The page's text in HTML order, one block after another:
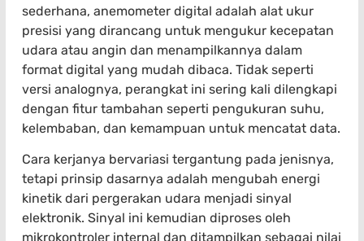
sederhana, anemometer digital adalah alat ukur
presisi yang dirancang untuk mengukur kecepatan
udara atau angin dan menampilkannya dalam
format digital yang mudah dibaca. Tidak seperti
versi analognya, perangkat ini sering kali dilengkapi
dengan fitur tambahan seperti pengukuran suhu,
kelembaban, dan kemampuan untuk mencatat data.
Cara kerjanya bervariasi tergantung pada jenisnya,
tetapi prinsip dasarnya adalah mengubah energi
kinetik dari pergerakan udara menjadi sinyal
elektronik. Sinyal ini kemudian diproses oleh
mikrokontroler internal dan ditampilkan sebagai nilai